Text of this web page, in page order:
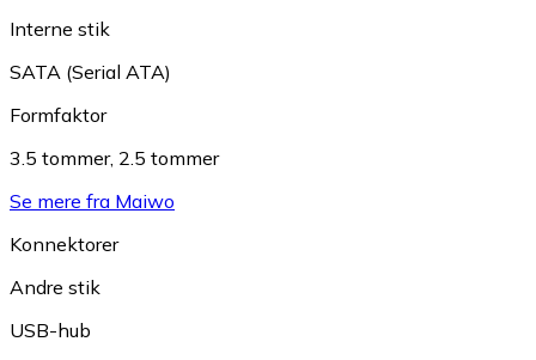
Interne stik
SATA (Serial ATA)
Formfaktor
3.5 tommer, 2.5 tommer
Se mere fra Maiwo
Konnektorer
Andre stik
USB-hub